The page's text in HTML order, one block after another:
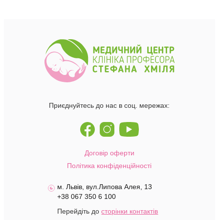
Приєднуйтесь до нас в соц. мережах:
Договір оферти
Політика конфіденційності
м. Львів, вул.Липова Алея, 13
+38 067 350 6 100
Перейдіть досторінки контактів